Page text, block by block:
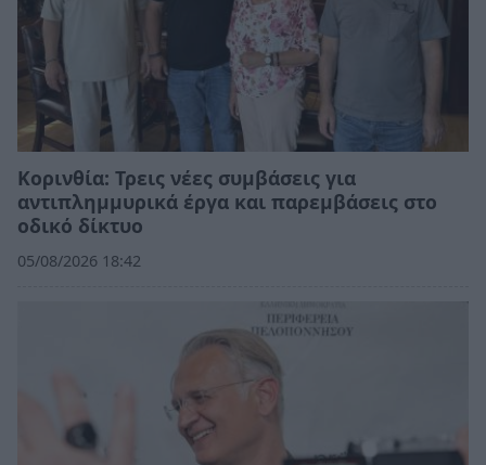
Κορινθία: Τρεις νέες συμβάσεις για
αντιπλημμυρικά έργα και παρεμβάσεις στο
οδικό δίκτυο
05/08/2026 18:42